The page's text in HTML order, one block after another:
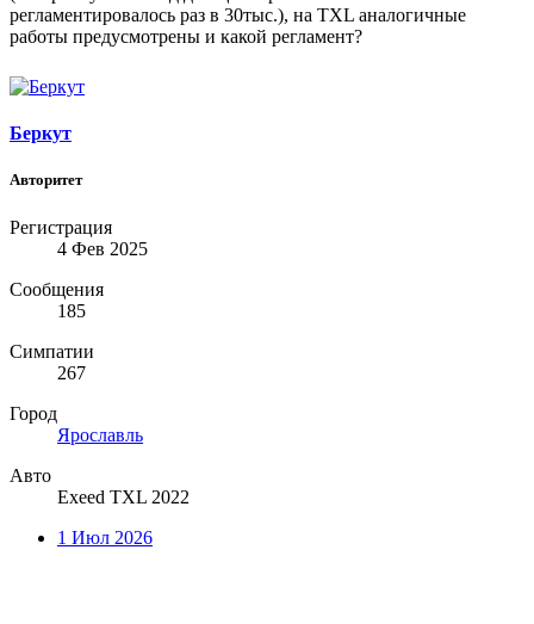
регламентировалось раз в 30тыс.), на TXL аналогичные
работы предусмотрены и какой регламент?
Беркут
Авторитет
Регистрация
4 Фев 2025
Сообщения
185
Симпатии
267
Город
Ярославль
Авто
Exeed TXL 2022
1 Июл 2026